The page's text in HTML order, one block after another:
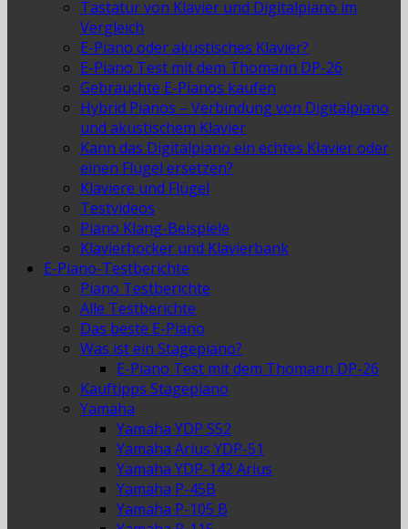
Tastatur von Klavier und Digitalpiano im
Vergleich
E-Piano oder akustisches Klavier?
E-Piano Test mit dem Thomann DP-26
Gebrauchte E-Pianos kaufen
Hybrid Pianos – Verbindung von Digitalpiano
und akustischem Klavier
Kann das Digitalpiano ein echtes Klavier oder
einen Flügel ersetzen?
Klaviere und Flügel
Testvideos
Piano Klang-Beispiele
Klavierhocker und Klavierbank
E-Piano-Testberichte
Piano Testberichte
Alle Testberichte
Das beste E-Piano
Was ist ein Stagepiano?
E-Piano Test mit dem Thomann DP-26
Kauftipps Stagepiano
Yamaha
Yamaha YDP S52
Yamaha Arius YDP-51
Yamaha YDP-142 Arius
Yamaha P-45B
Yamaha P-105 B